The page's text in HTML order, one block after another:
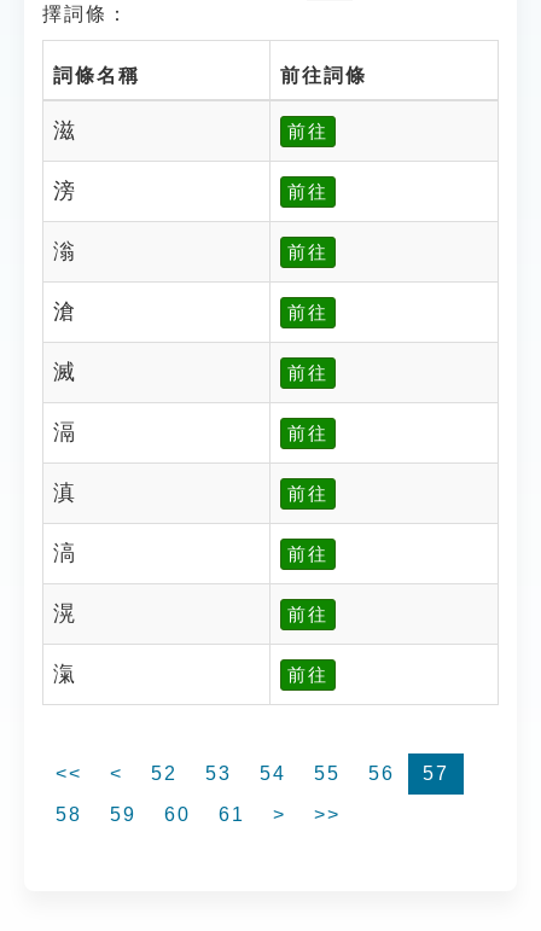
擇詞條：
詞條名稱 前往詞條
滋 前往
滂 前往
滃 前往
滄 前往
滅 前往
滆 前往
滇 前往
滈 前往
滉 前往
滊 前往
<< < 52 53 54 55 56
57
58
59 60 61 > >>